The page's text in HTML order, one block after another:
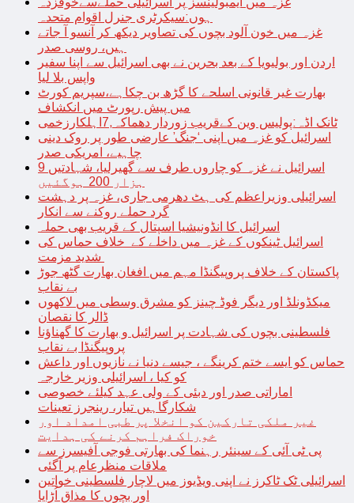
ہوں:سیکرٹری جنرل اقوام متحدہ
غزہ میں خون آلود بچوں کی تصاویر دیکھ کر آنسو آ جاتے
ہیں، روسی صدر
اردن اور بولیویا کے بعد بحرین نے بھی اسرائیل سے اپنا سفیر
واپس بلا لیا
بھارت غیر قانونی اسلحے کا گڑھ بن چکاہے،سپریم کورٹ
میں پیش رپورٹ میں انکشاف
ٹانک اڈہ:پولیس وین کےقریب زوردار دھماکہ,7اہلکارزخمی
اسرائیل کو غزہ میں اپنی ‘جنگ’ عارضی طور پر روک دینی
چاہیے، امریکی صدر
اسرائیل نے غزہ کو چاروں طرف سے گھیرلیا، شہادتیں 9
ہزار 200 ہوگئیں
اسرائیلی وزیراعظم کی ہٹ دھرمی جاری، غزہ پر دہشت
گرد حملے روکنے سے انکار
اسرائیل کا انڈونیشیا اسپتال کے قریب بھی حملہ
اسرائیل ٹینکوں کے غزہ میں داخلے کے خلاف حماس کی
پاکستان کے خلاف پروپیگنڈا مہم میں افغان بھارت گٹھ جوڑ
بے نقاب
میکڈونلڈ اور دیگر فوڈ چینز کو مشرق وسطی میں لاکھوں
ڈالر کا نقصان
فلسطینی بچوں کی شہادت پر اسرائیل و بھارت کا گھناؤنا
پروپیگنڈا بے نقاب
حماس کو ایسے ختم کرینگے ، جیسے دنیا نے نازیوں اور داعش
کو کیا ، اسرائیلی وزیر خارجہ
اماراتی صدر اور دبئی کے ولی عہد کیلئے خصوصی
شکارگاہیں تیار، رینجرز تعینات
غیر ملکی تارکین کو انخلا پر طبی امداد اور
خوراک فراہم کرنے کی ہدایت
پی ٹی آئی کے سینئر رہنما کی بھارتی فوجی آفیسرز سے
ملاقات منظرعام پر آگئی
اسرائیلی ٹک ٹاکرز نے اپنی ویڈیوز میں لاچار فلسطینی خواتین
اور بچوں کا مذاق اُڑایا